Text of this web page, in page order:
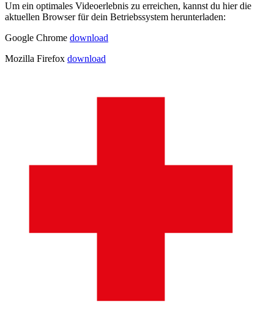
Um ein optimales Videoerlebnis zu erreichen, kannst du hier die
aktuellen Browser für dein Betriebssystem herunterladen:
Google Chrome download
Mozilla Firefox download